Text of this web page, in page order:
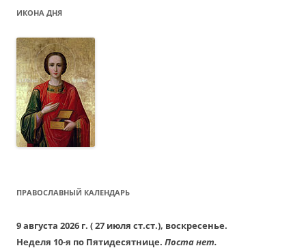
ИКОНА ДНЯ
ПРАВОСЛАВНЫЙ КАЛЕНДАРЬ
9 августа 2026 г. ( 27 июля ст.ст.), воскресенье.
Неделя 10-я по Пятидесятнице. Поста нет.